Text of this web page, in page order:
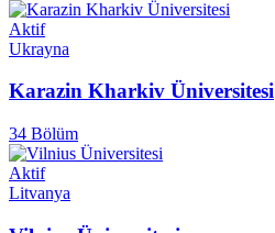
Aktif
Ukrayna
Karazin Kharkiv Üniversitesi
34 Bölüm
Aktif
Litvanya